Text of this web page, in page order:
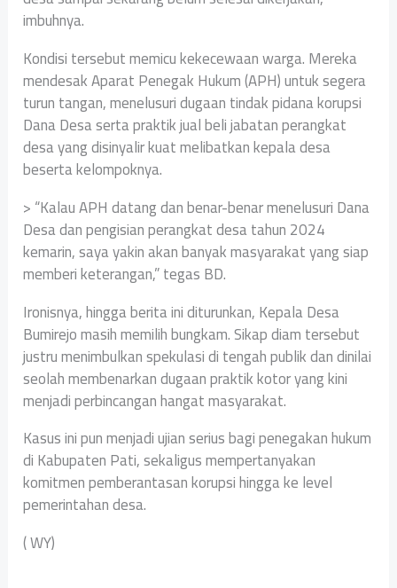
imbuhnya.
Kondisi tersebut memicu kekecewaan warga. Mereka
mendesak Aparat Penegak Hukum (APH) untuk segera
turun tangan, menelusuri dugaan tindak pidana korupsi
Dana Desa serta praktik jual beli jabatan perangkat
desa yang disinyalir kuat melibatkan kepala desa
beserta kelompoknya.
> “Kalau APH datang dan benar-benar menelusuri Dana
Desa dan pengisian perangkat desa tahun 2024
kemarin, saya yakin akan banyak masyarakat yang siap
memberi keterangan,” tegas BD.
Ironisnya, hingga berita ini diturunkan, Kepala Desa
Bumirejo masih memilih bungkam. Sikap diam tersebut
justru menimbulkan spekulasi di tengah publik dan dinilai
seolah membenarkan dugaan praktik kotor yang kini
menjadi perbincangan hangat masyarakat.
Kasus ini pun menjadi ujian serius bagi penegakan hukum
di Kabupaten Pati, sekaligus mempertanyakan
komitmen pemberantasan korupsi hingga ke level
pemerintahan desa.
( WY)